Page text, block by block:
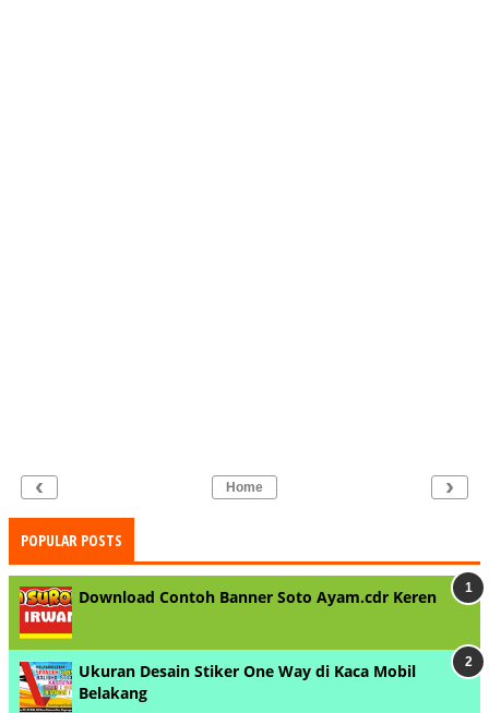
‹ ›
Home
POPULAR POSTS
Download Contoh Banner Soto Ayam.cdr Keren
Ukuran Desain Stiker One Way di Kaca Mobil
Belakang